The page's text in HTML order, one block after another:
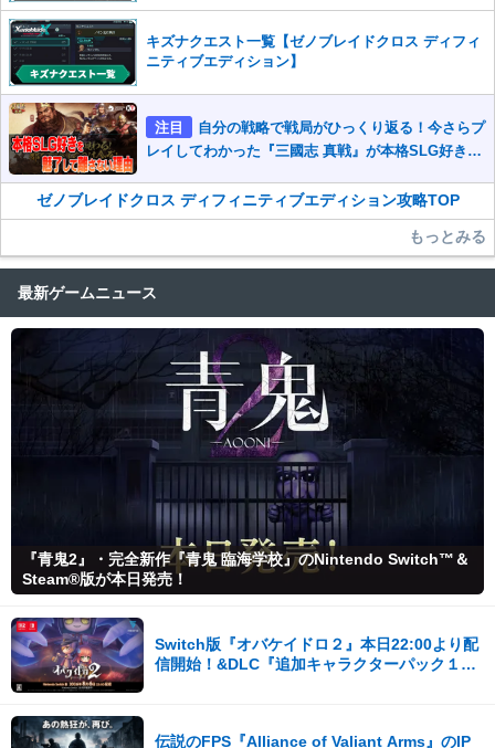
キズナクエスト一覧【ゼノブレイドクロス ディフィ
ニティブエディション】
注目
自分の戦略で戦局がひっくり返る！今さらプ
レイしてわかった『三國志 真戦』が本格SLG好きを
ゼノブレイドクロス ディフィニティブエディション攻略TOP
もっとみる
最新ゲームニュース
『青鬼2』・完全新作『青鬼 臨海学校』のNintendo Switch™＆
Steam®版が本日発売！
Switch版『オバケイドロ２』本日22:00より配
信開始！&DLC『追加キャラクターパック１』
伝説のFPS『Alliance of Valiant Arms』のIP